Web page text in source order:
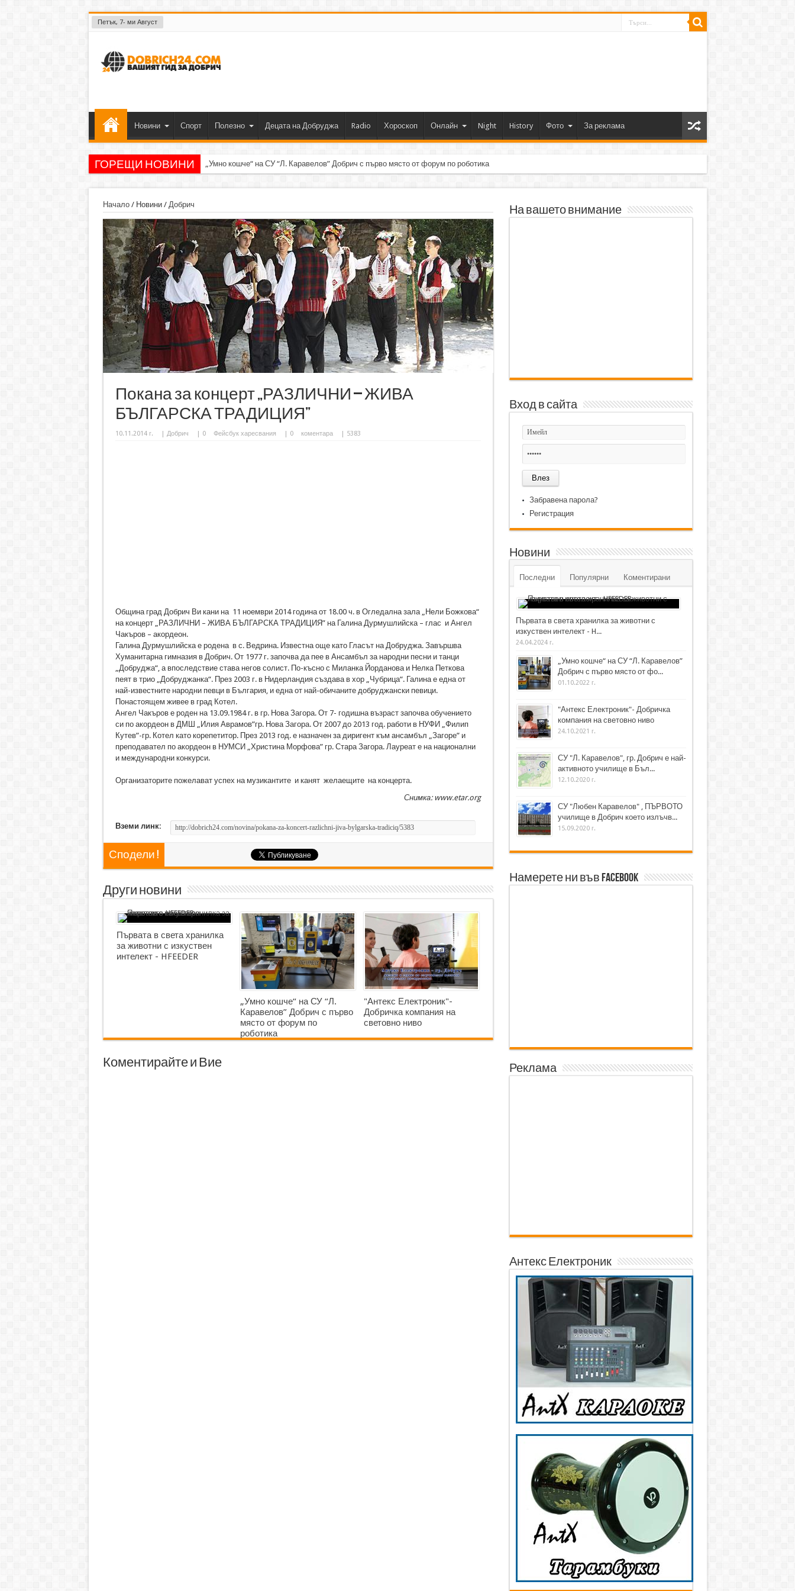
Петък, 7- ми Август
Новини Спорт Полезно Децата на Добруджа Radio Хороскоп Онлайн Night History Фото За реклама
ГОРЕЩИ НОВИНИ „Умно кошче“ на СУ “Л. Каравелов” Добрич с първо място от форум по роботика
Начало/ Новини/ Добрич
Покана за концерт „РАЗЛИЧНИ – ЖИВА
БЪЛГАРСКА ТРАДИЦИЯ”
10.11.2014 г. | Добрич | 0 Фейсбук харесвания | 0 коментара | 5383
Община град Добрич Ви кани на 11 ноември 2014 година от 18.00 ч. в Огледална зала „Нели Божкова“
на концерт „РАЗЛИЧНИ – ЖИВА БЪЛГАРСКА ТРАДИЦИЯ” на Галина Дурмушлийска – глас и Ангел
Чакъров – акордеон.
Галина Дурмушлийска е родена в с. Ведрина. Известна още като Гласът на Добруджа. Завършва
Хуманитарна гимназия в Добрич. От 1977 г. започва да пее в Ансамбъл за народни песни и танци
„Добруджа“, а впоследствие става негов солист. По-късно с Миланка Йорданова и Нелка Петкова
пеят в трио „Добруджанка“. През 2003 г. в Нидерландия създава в хор „Чубрица“. Галина е една от
най-известните народни певци в България, и една от най-обичаните добруджански певици.
Понастоящем живее в град Котел.
Ангел Чакъров е роден на 13.09.1984 г. в гр. Нова Загора. От 7- годишна възраст започва обучението
си по акордеон в ДМШ „Илия Аврамов”гр. Нова Загора. От 2007 до 2013 год. работи в НУФИ „Филип
Кутев”-гр. Котел като корепетитор. През 2013 год. е назначен за диригент към ансамбъл „Загоре” и
преподавател по акордеон в НУМСИ „Христина Морфова” гр. Стара Загора. Лауреат е на национални
и международни конкурси.
Организаторите пожелават успех на музикантите и канят желаещите на концерта.
Снимка: www.etar.org
Вземи линк:
Сподели !
Други новини
Първата в света хранилка
за животни с изкуствен
интелект - HFEEDER
„Умно кошче“ на СУ “Л.
Каравелов” Добрич с първо
място от форум по
роботика
"Антекс Електроник"-
Добричка компания на
световно ниво
Коментирайте и Вие
На вашето внимание
Вход в сайта
Забравена парола?
Регистрация
Новини
Последни Популярни Коментирани
Първата в света хранилка за животни с
изкуствен интелект - H...
24.04.2024 г.
„Умно кошче“ на СУ “Л. Каравелов”
Добрич с първо място от фо...
01.10.2022 г.
"Антекс Електроник"- Добричка
компания на световно ниво
24.10.2021 г.
СУ "Л. Каравелов", гр. Добрич е най-
активното училище в Бъл...
12.10.2020 г.
СУ "Любен Каравелов" , ПЪРВОТО
училище в Добрич което излъчв...
15.09.2020 г.
Намерете ни във Facebook
Реклама
Антекс Електроник